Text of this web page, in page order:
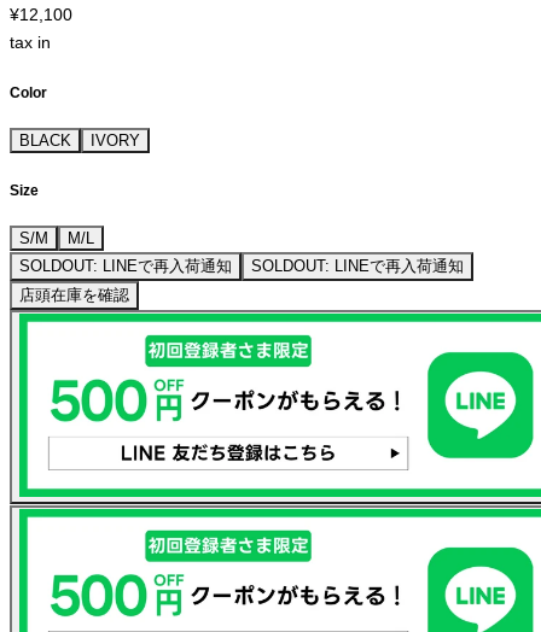
¥12,100
tax in
Color
BLACK IVORY
Size
S/M
M/L
SOLDOUT: LINEで再入荷通知
SOLDOUT: LINEで再入荷通知
店頭在庫を確認